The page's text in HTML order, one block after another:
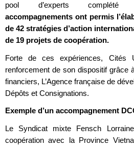
pool d’experts complété
accompagnements ont permis
de 42 stratégies d’action
de 19 projets de coopération.
Forte de ces expériences, Cités
renforcement de son dispositif grâce
financiers, L’Agence française de
Dépôts et Consignations.
Exemple d’un accompagnement
Le Syndicat mixte Fensch
coopération avec la Province